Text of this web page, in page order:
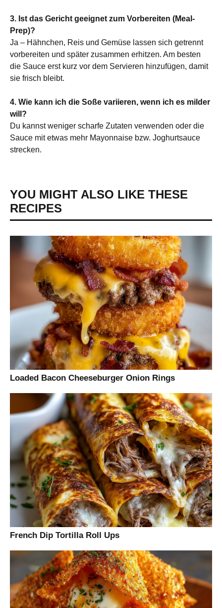
3. Ist das Gericht geeignet zum Vorbereiten (Meal-
Prep)?
Ja – Hähnchen, Reis und Gemüse lassen sich getrennt
vorbereiten und später zusammen erhitzen. Am besten
die Sauce erst kurz vor dem Servieren hinzufügen, damit
sie frisch bleibt.
4. Wie kann ich die Soße variieren, wenn ich es milder
will?
Du kannst weniger scharfe Zutaten verwenden oder die
Sauce mit etwas mehr Mayonnaise bzw. Joghurtsauce
strecken.
YOU MIGHT ALSO LIKE THESE
RECIPES
Loaded Bacon Cheeseburger Onion Rings
French Dip Tortilla Roll Ups